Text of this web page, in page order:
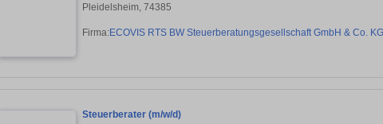
Pleidelsheim, 74385
Firma:ECOVIS RTS BW Steuerberatungsgesellschaft GmbH & Co. KG
Steuerberater (m/w/d)